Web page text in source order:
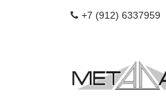
+7 (912) 6337959